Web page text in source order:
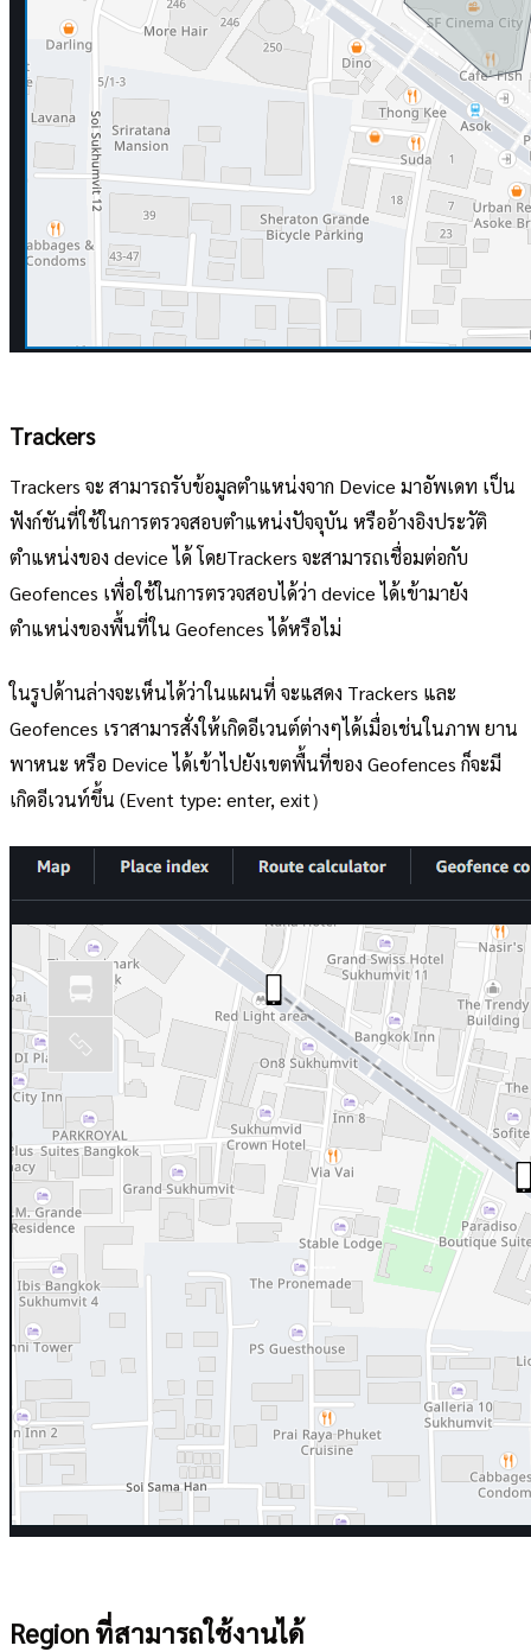
Trackers
Trackers จะ สามารถรับข้อมูลตำแหน่งจาก Device มาอัพเดท เป็น
ฟังก์ชันที่ใช้ในการตรวจสอบตำแหน่งปัจจุบัน หรืออ้างอิงประวัติ
ตำแหน่งของ device ได้ โดยTrackers จะสามารถเชื่อมต่อกับ
Geofences เพื่อใช้ในการตรวจสอบได้ว่า device ได้เข้ามายัง
ตำแหน่งของพื้นที่ใน Geofences ได้หรือไม่
ในรูปด้านล่างจะเห็นได้ว่าในแผนที่ จะแสดง Trackers และ
Geofences เราสามารสั่งให้เกิดอีเวนต์ต่างๆได้เมื่อเช่นในภาพ ยาน
พาหนะ หรือ Device ได้เข้าไปยังเขตพื้นที่ของ Geofences ก็จะมี
เกิดอีเวนท์ขึ้น (Event type: enter, exit）
Region ที่สามารถใช้งานได้